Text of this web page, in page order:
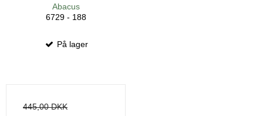
Abacus
6729 - 188
På lager
445,00 DKK